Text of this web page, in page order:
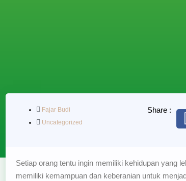
Fajar Budi
Uncategorized
Share :
Setiap orang tentu ingin memiliki kehidupan yang
memiliki kemampuan dan keberanian untuk